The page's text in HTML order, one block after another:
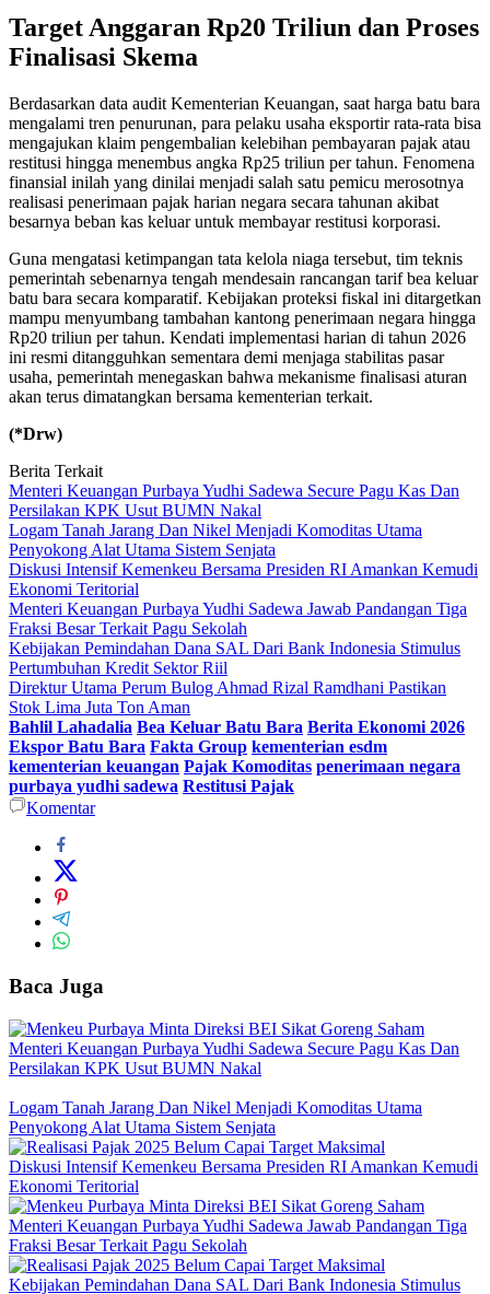
Target Anggaran Rp20 Triliun dan Proses
Finalisasi Skema
Berdasarkan data audit Kementerian Keuangan, saat harga batu bara
mengalami tren penurunan, para pelaku usaha eksportir rata-rata bisa
mengajukan klaim pengembalian kelebihan pembayaran pajak atau
restitusi hingga menembus angka Rp25 triliun per tahun. Fenomena
finansial inilah yang dinilai menjadi salah satu pemicu merosotnya
realisasi penerimaan pajak harian negara secara tahunan akibat
besarnya beban kas keluar untuk membayar restitusi korporasi.
Guna mengatasi ketimpangan tata kelola niaga tersebut, tim teknis
pemerintah sebenarnya tengah mendesain rancangan tarif bea keluar
batu bara secara komparatif. Kebijakan proteksi fiskal ini ditargetkan
mampu menyumbang tambahan kantong penerimaan negara hingga
Rp20 triliun per tahun. Kendati implementasi harian di tahun 2026
ini resmi ditangguhkan sementara demi menjaga stabilitas pasar
usaha, pemerintah menegaskan bahwa mekanisme finalisasi aturan
akan terus dimatangkan bersama kementerian terkait.
(*Drw)
Berita Terkait
Menteri Keuangan Purbaya Yudhi Sadewa Secure Pagu Kas Dan
Persilakan KPK Usut BUMN Nakal
Logam Tanah Jarang Dan Nikel Menjadi Komoditas Utama
Penyokong Alat Utama Sistem Senjata
Diskusi Intensif Kemenkeu Bersama Presiden RI Amankan Kemudi
Ekonomi Teritorial
Menteri Keuangan Purbaya Yudhi Sadewa Jawab Pandangan Tiga
Fraksi Besar Terkait Pagu Sekolah
Kebijakan Pemindahan Dana SAL Dari Bank Indonesia Stimulus
Pertumbuhan Kredit Sektor Riil
Direktur Utama Perum Bulog Ahmad Rizal Ramdhani Pastikan
Stok Lima Juta Ton Aman
Bahlil Lahadalia Bea Keluar Batu Bara Berita Ekonomi 2026
Ekspor Batu Bara Fakta Group kementerian esdm
kementerian keuangan Pajak Komoditas penerimaan negara
purbaya yudhi sadewa Restitusi Pajak
Komentar
Baca Juga
Menteri Keuangan Purbaya Yudhi Sadewa Secure Pagu Kas Dan
Persilakan KPK Usut BUMN Nakal
Logam Tanah Jarang Dan Nikel Menjadi Komoditas Utama
Penyokong Alat Utama Sistem Senjata
Diskusi Intensif Kemenkeu Bersama Presiden RI Amankan Kemudi
Ekonomi Teritorial
Menteri Keuangan Purbaya Yudhi Sadewa Jawab Pandangan Tiga
Fraksi Besar Terkait Pagu Sekolah
Kebijakan Pemindahan Dana SAL Dari Bank Indonesia Stimulus